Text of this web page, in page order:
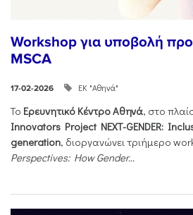
Workshop για υποβολή
MSCA
17-02-2026 ΕΚ "Αθηνά"
Το Ερευνητικό Κέντρο Αθηνά, στο
Innovators Project NEXT-GENDER:
generation, διοργανώνει τριήμερο
Perspectives: How Gender...